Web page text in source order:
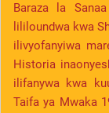
Baraza la
lililoundwa kwa
ilivyofanyiwa
Historia
ilifanywa kwa
Taifa ya Mwaka